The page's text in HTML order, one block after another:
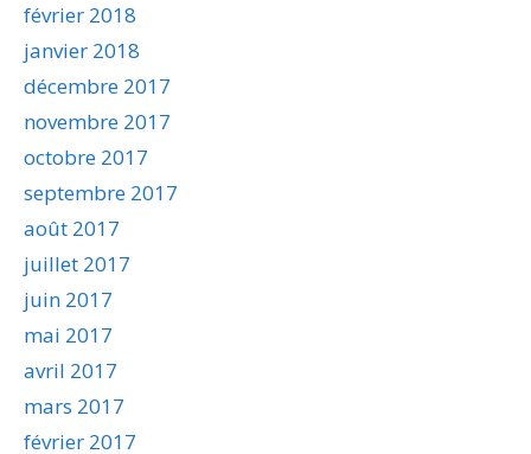
février 2018
janvier 2018
décembre 2017
novembre 2017
octobre 2017
septembre 2017
août 2017
juillet 2017
juin 2017
mai 2017
avril 2017
mars 2017
février 2017